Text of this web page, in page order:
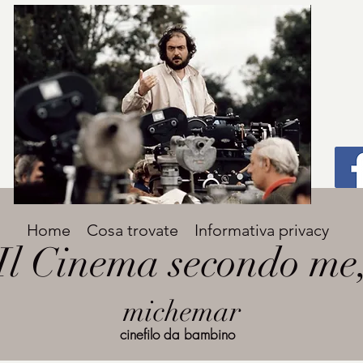
Titolo
grande
Avenir Light una delle font preferite dai
designer. Facile da leggere, viene
utilizzata per titoli e paragrafi.
Cinema secondo
michemar
Home Cosa trovate Informativa privacy
cinefilo da bambino